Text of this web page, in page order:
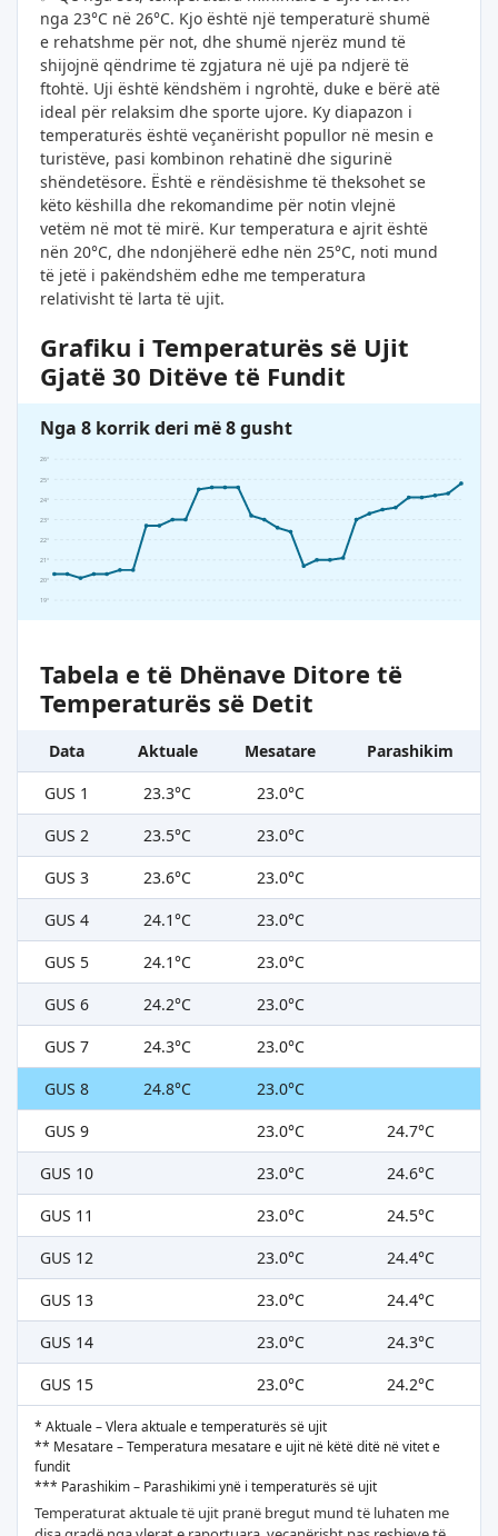
nga 23°C në 26°C. Kjo është një temperaturë shumë
e rehatshme për not, dhe shumë njerëz mund të
shijojnë qëndrime të zgjatura në ujë pa ndjerë të
ftohtë. Uji është këndshëm i ngrohtë, duke e bërë atë
ideal për relaksim dhe sporte ujore. Ky diapazon i
temperaturës është veçanërisht popullor në mesin e
turistëve, pasi kombinon rehatinë dhe sigurinë
shëndetësore. Është e rëndësishme të theksohet se
këto këshilla dhe rekomandime për notin vlejnë
vetëm në mot të mirë. Kur temperatura e ajrit është
nën 20°C, dhe ndonjëherë edhe nën 25°C, noti mund
të jetë i pakëndshëm edhe me temperatura
relativisht të larta të ujit.
Grafiku i Temperaturës së Ujit
Gjatë 30 Ditëve të Fundit
Nga 8 korrik deri më 8 gusht
19°
20°
21°
22°
23°
24°
25°
26°
Tabela e të Dhënave Ditore të
Temperaturës së Detit
Data Aktuale Mesatare
Parashikim
GUS 1
23.3°C
23.0°C
GUS 2
23.5°C
23.0°C
GUS 3
23.6°C
23.0°C
GUS 4
24.1°C
23.0°C
GUS 5
24.1°C
23.0°C
GUS 6
24.2°C
23.0°C
GUS 7
24.3°C
23.0°C
GUS 8
24.8°C
23.0°C
GUS 9
23.0°C
24.7°C
GUS 10
23.0°C
24.6°C
GUS 11
23.0°C
24.5°C
GUS 12
23.0°C
24.4°C
GUS 13
23.0°C
24.4°C
GUS 14
23.0°C
24.3°C
GUS 15
23.0°C 24.2°C
* Aktuale – Vlera aktuale e temperaturës së ujit
** Mesatare – Temperatura mesatare e ujit në këtë ditë në vitet e
fundit
*** Parashikim – Parashikimi ynë i temperaturës së ujit
Temperaturat aktuale të ujit pranë bregut mund të luhaten me